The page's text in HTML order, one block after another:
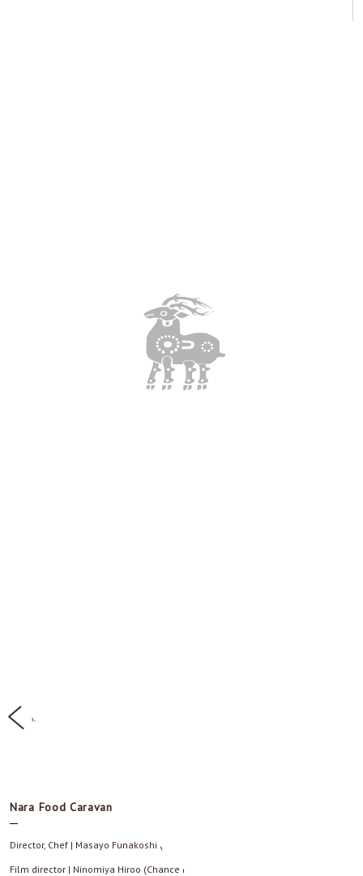
主催：「東アジア文化都市2016奈良市」実行委員会
企画/運営：Nara Food Caravan [船越雅代（Food Antholog
y）/ Chance Maker inc. / ovaqe inc.]
奈良女子大学 奈良の食プロジェクト有志
前の記事へ
Nara Food Caravan
Director, Chef | Masayo Funakoshi (Food Anthology)
Film director | Ninomiya Hiroo (Chance Maker inc.)